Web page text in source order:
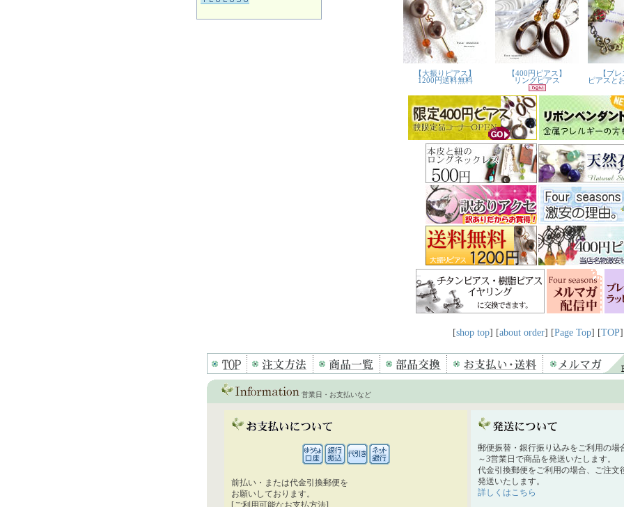
[shop top] [about order] [Page Top] [TOP]
営業日・お支払いなど
前払い・または代金引換郵便を
お願いしております。
[ご利用可能なお支払方法]
郵便振替・銀行振り込みをご利用の場
～3営業日で商品を発送いたします。
代金引換郵便をご利用の場合、ご注文
発送いたします。
詳しくはこちら